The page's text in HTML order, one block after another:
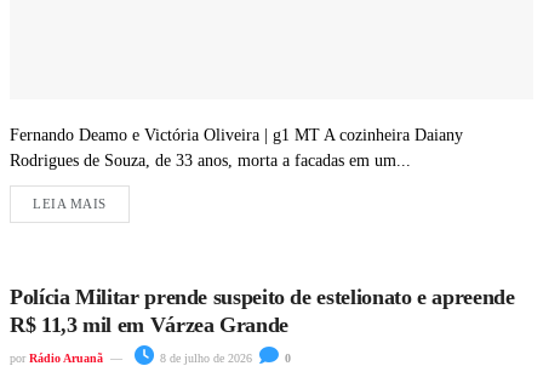
Fernando Deamo e Victória Oliveira | g1 MT A cozinheira Daiany
Rodrigues de Souza, de 33 anos, morta a facadas em um...
LEIA MAIS
Polícia Militar prende suspeito de estelionato e apreende
R$ 11,3 mil em Várzea Grande
por Rádio Aruanã 8 de julho de 2026 0